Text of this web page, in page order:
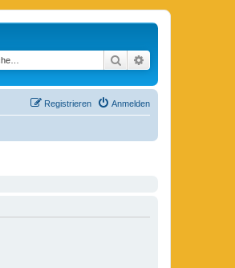
Suche
Anmelden
Registrieren